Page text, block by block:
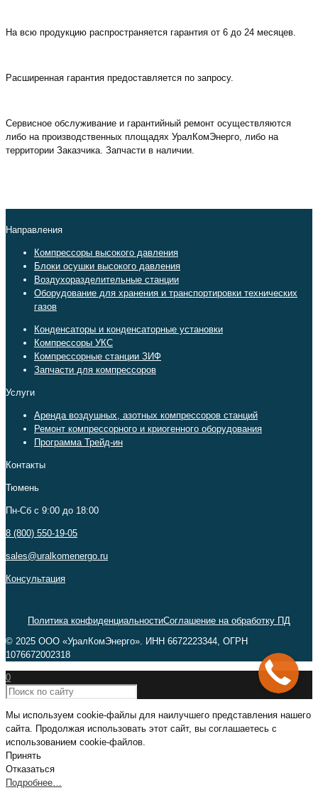
На всю продукцию распространяется гарантия от 6 до 24 месяцев.
Расширенная гарантия предоставляется по запросу.
Сервисное обслуживание и гарантийный ремонт осуществляются
либо на производственных площадях УралКомЭнерго, либо на
территории Заказчика. Запчасти в наличии.
Направления
Компрессоры высокого давления
Блоки осушки высокого давления
Воздухоразделительные станции
Оборудование для хранения и транспортировки технических
газов
Конденсаторы и конденсаторные установки
Компрессоры УКС
Компрессорные станции ЗИФ
Запчасти для компрессоров
Услуги
Аренда воздушных, азотных компрессоров станций
Ремонт компрессорного и криогенного оборудования
Программа Трейд-ин
Контакты
Тюмень
Пн-Сб c 9:00 до 18:00
8 (800) 550-19-05
sales@uralkomenergo.ru
Консультация
Политика конфиденциальностиСоглашение на обработку ПД
© 2025 ООО «УралКомЭнерго». ИНН 6672223344, ОГРН
1076672002318
0
Мы используем cookie-файлы для наилучшего представления нашего
сайта. Продолжая использовать этот сайт, вы соглашаетесь с
использованием cookie-файлов.
Принять
Отказаться
Подробнее…